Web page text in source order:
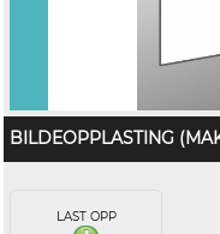
BILDEOPPLASTING
LAST OPP